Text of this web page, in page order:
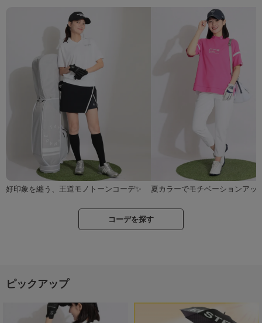
好印象を纏う、王道モノトーンコーデ✨ 夏カラーでモチベーションアッ
コーデを探す
ピックアップ